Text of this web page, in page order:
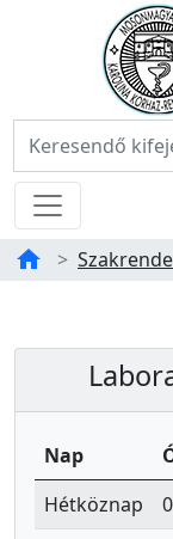
Főoldal
Keresés:
Menü
home
Nap
Hétköznap